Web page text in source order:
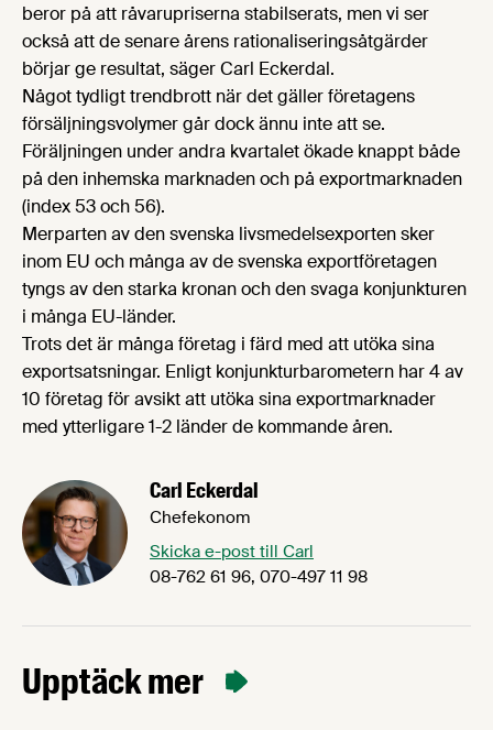
beror på att råvarupriserna stabilserats, men vi ser
också att de senare årens rationaliseringsåtgärder
börjar ge resultat, säger Carl Eckerdal.
Något tydligt trendbrott när det gäller företagens
försäljningsvolymer går dock ännu inte att se.
Föräljningen under andra kvartalet ökade knappt både
på den inhemska marknaden och på exportmarknaden
(index 53 och 56).
Merparten av den svenska livsmedelsexporten sker
inom EU och många av de svenska exportföretagen
tyngs av den starka kronan och den svaga konjunkturen
i många EU-länder.
Trots det är många företag i färd med att utöka sina
exportsatsningar. Enligt konjunkturbarometern har 4 av
10 företag för avsikt att utöka sina exportmarknader
med ytterligare 1-2 länder de kommande åren.
Carl Eckerdal
Chefekonom
Skicka e-post till Carl
08-762 61 96, 070-497 11 98
Upptäck mer